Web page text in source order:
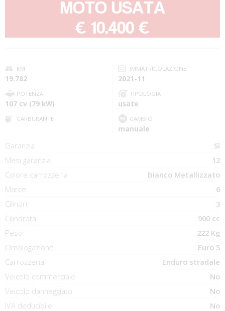
MOTO USATA
€ 10.400 €
KM
19.782
IMMATRICOLAZIONE
2021-11
POTENZA
107 cv (79 kW)
TIPOLOGIA
usate
CARBURANTE CAMBIO
manuale
Garanzia
Sì
Mesi garanzia
12
Colore carrozzeria
Bianco Metallizzato
Marce
6
Cilindri
3
Cilindrata
900 cc
Peso
222 Kg
Omologazione
Euro 5
Carrozzeria
Enduro stradale
Veicolo commerciale
No
Veicolo danneggiato
No
IVA deducibile
No